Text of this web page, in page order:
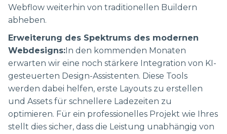
Webflow weiterhin von traditionellen Buildern
abheben.
Erweiterung des Spektrums des modernen
Webdesigns:In den kommenden Monaten
erwarten wir eine noch stärkere Integration von KI-
gesteuerten Design-Assistenten. Diese Tools
werden dabei helfen, erste Layouts zu erstellen
und Assets für schnellere Ladezeiten zu
optimieren. Für ein professionelles Projekt wie Ihres
stellt dies sicher, dass die Leistung unabhängig von